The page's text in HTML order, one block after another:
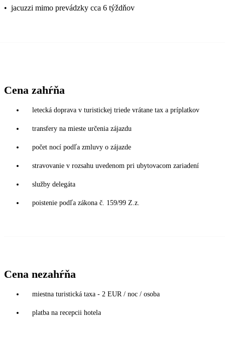
• jacuzzi mimo prevádzky cca 6 týždňov
Cena zahŕňa
letecká doprava v turistickej triede vrátane tax a príplatkov
transfery na mieste určenia zájazdu
počet nocí podľa zmluvy o zájazde
stravovanie v rozsahu uvedenom pri ubytovacom zariadení
služby delegáta
poistenie podľa zákona č. 159/99 Z.z.
Cena nezahŕňa
miestna turistická taxa - 2 EUR / noc / osoba
platba na recepcii hotela